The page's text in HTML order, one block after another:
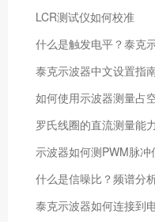
LCR测试仪如何校准
什么是触发电平？泰克
泰克示波器中文设置指
如何使用示波器测量占
罗氏线圈的直流测量能
示波器如何测PWM脉冲
什么是信噪比？频谱分
泰克示波器如何连接到